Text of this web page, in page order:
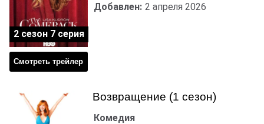
Смотреть трейлер
Добавлен: 2 апреля 2026
2 сезон 7 серия
Возвращение (1 сезон)
Комедия